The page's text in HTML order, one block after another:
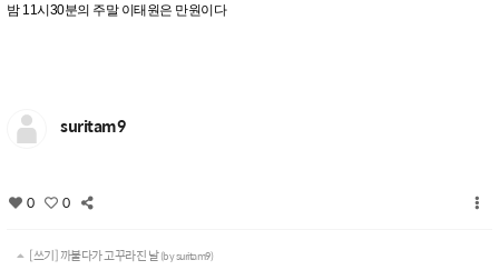
밤 11시30분의 주말 이태원은 만원이다
suritam9
0 0
[쓰기] 까불다가 고꾸라진 날(by suritam9)